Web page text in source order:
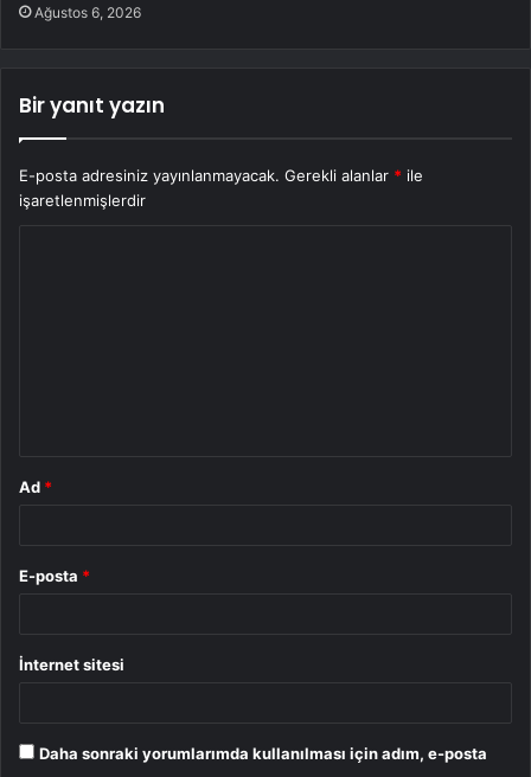
Ağustos 6, 2026
Bir yanıt yazın
E-posta adresiniz yayınlanmayacak. Gerekli alanlar * ile
işaretlenmişlerdir
Ad *
E-posta *
İnternet sitesi
Daha sonraki yorumlarımda kullanılması için adım, e-posta